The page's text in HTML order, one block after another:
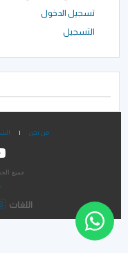
تسجيل الدخول
التسجيل
من نحن |
جميع
اللغات